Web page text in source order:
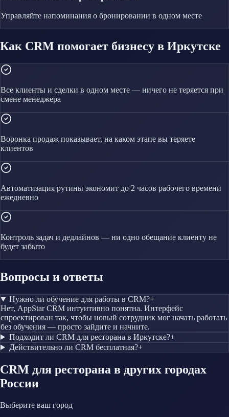
Управляйте напоминания о бронировании в одном месте
Как CRM помогает бизнесу в Иркутске
Все клиенты и сделки в одном месте — ничего не теряется при
смене менеджера
Воронка продаж показывает, на каком этапе вы теряете
клиентов
Автоматизация рутины экономит до 2 часов рабочего времени
ежедневно
Контроль задач и дедлайнов — ни одно обещание клиенту не
будет забыто
Вопросы и ответы
Нужно ли обучение для работы в CRM?+
Нет, AppStar CRM интуитивно понятна. Интерфейс
спроектирован так, чтобы новый сотрудник мог начать работать
без обучения — просто зайдите и начните.
Подходит ли CRM для ресторана в Иркутске?+
Действительно ли CRM бесплатная?+
CRM для ресторана в других городах
России
Выберите ваш город